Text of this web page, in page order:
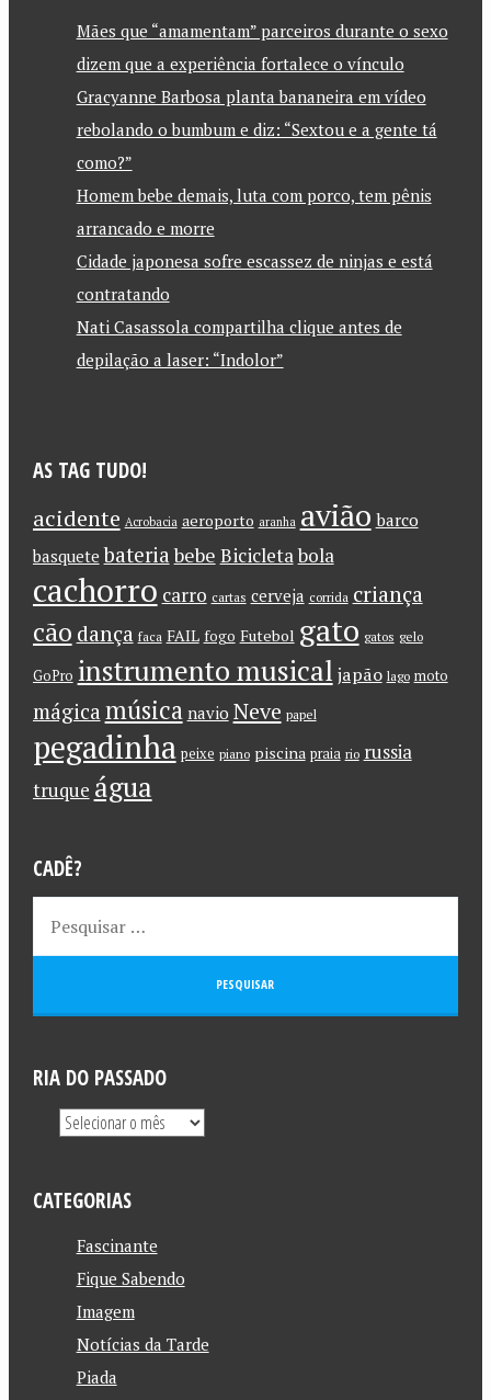
Mães que “amamentam” parceiros durante o sexo
dizem que a experiência fortalece o vínculo
Gracyanne Barbosa planta bananeira em vídeo
rebolando o bumbum e diz: “Sextou e a gente tá
como?”
Homem bebe demais, luta com porco, tem pênis
arrancado e morre
Cidade japonesa sofre escassez de ninjas e está
contratando
Nati Casassola compartilha clique antes de
depilação a laser: “Indolor”
AS TAG TUDO!
acidente Acrobacia aeroporto aranha avião barco
basquete bateriabebe Bicicletabola
cachorro carro cartas cerveja corrida criança
cão dança faca FAIL fogo Futebol gato gatos gelo
GoPro instrumento musical japão lago moto
mágica música navio Neve papel
pegadinha peixe piano piscina praia rio russia
truque água
CADÊ?
RIA DO PASSADO
CATEGORIAS
Fascinante
Fique Sabendo
Imagem
Notícias da Tarde
Piada